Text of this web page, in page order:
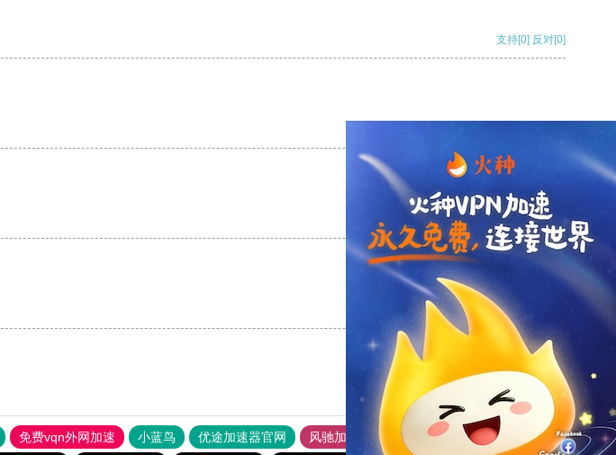
支持[0] 反对[0]
支持 [0] 反对 [0]
支持
免费vqn外网加速 小蓝鸟 优途加速器官网 风驰加速器 旋风加速器